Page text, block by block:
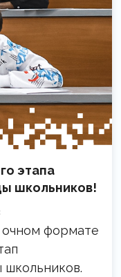
этапа
школьников!
формате